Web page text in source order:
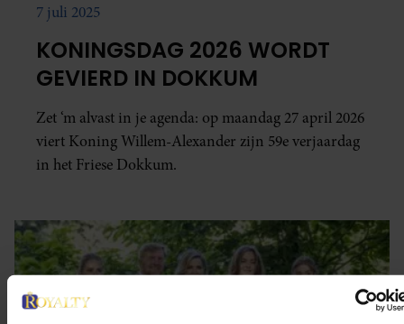
7 juli 2025
KONINGSDAG 2026 WORDT
GEVIERD IN DOKKUM
Zet ‘m alvast in je agenda: op maandag 27 april 2026
viert Koning Willem-Alexander zijn 59e verjaardag
in het Friese Dokkum.